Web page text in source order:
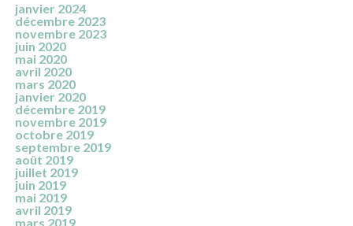
janvier 2024
décembre 2023
novembre 2023
juin 2020
mai 2020
avril 2020
mars 2020
janvier 2020
décembre 2019
novembre 2019
octobre 2019
septembre 2019
août 2019
juillet 2019
juin 2019
mai 2019
avril 2019
mars 2019